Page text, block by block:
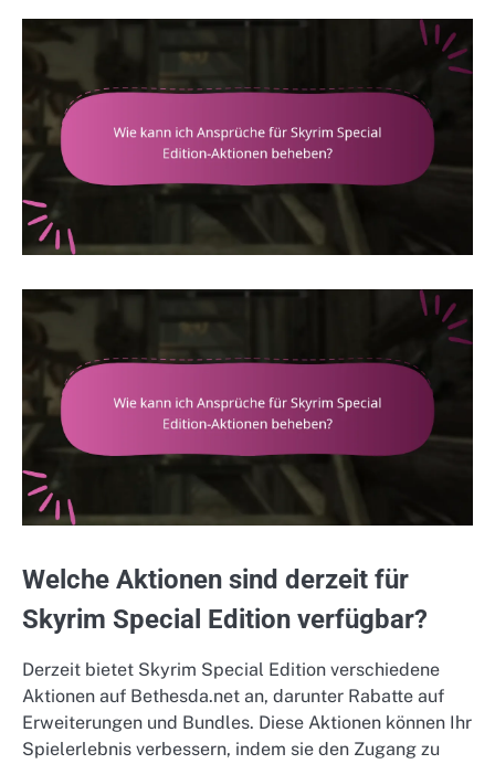
Welche Aktionen sind derzeit für
Skyrim Special Edition verfügbar?
Derzeit bietet Skyrim Special Edition verschiedene
Aktionen auf Bethesda.net an, darunter Rabatte auf
Erweiterungen und Bundles. Diese Aktionen können Ihr
Spielerlebnis verbessern, indem sie den Zugang zu